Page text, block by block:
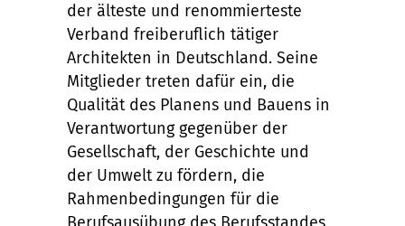
der älteste und renommierteste
Verband freiberuflich tätiger
Architekten in Deutschland. Seine
Mitglieder treten dafür ein, die
Qualität des Planens und Bauens in
Verantwortung gegenüber der
Gesellschaft, der Geschichte und
der Umwelt zu fördern, die
Rahmenbedingungen für die